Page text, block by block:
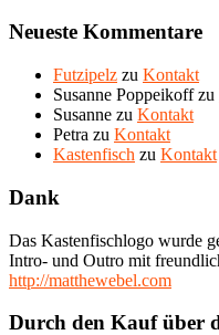
Neueste Kommentare
Futzipelz zu Kontakt
Susanne Poppeikoffzu
Susanne zu Kontakt
Petra zu Kontakt
Kastenfisch zu Kontakt
Dank
Das Kastenfischlogo wurde
Intro- und Outro mit
http://matthewebel.com
Durch den Kauf über